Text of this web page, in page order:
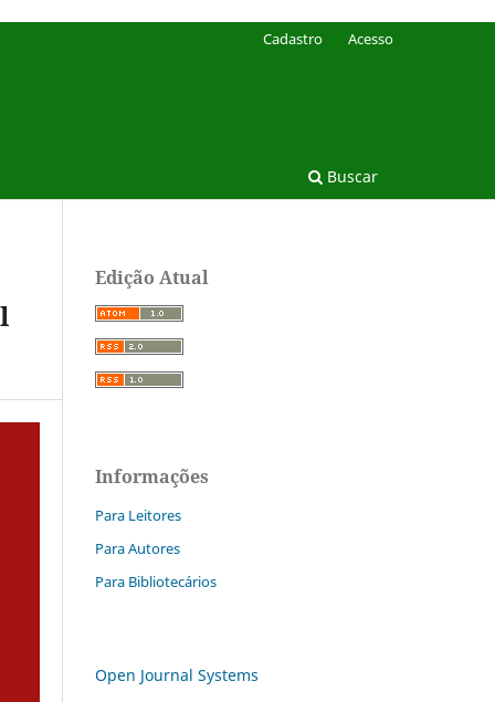
Buscar
Cadastro Acesso
Edição Atual
Informações
Para Leitores
Para Autores
Para Bibliotecários
Open Journal Systems